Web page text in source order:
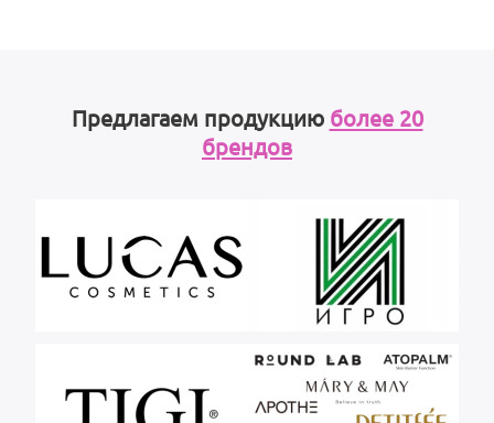
Предлагаем продукцию более 20
брендов